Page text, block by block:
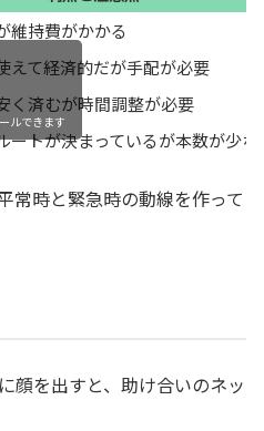
維持費がかかる
えて経済的だが手配が必要
く済むが時間調整が必要
ートが決まっているが本数が少な
ルできます
常時と緊急時の動線を作って
顔を出すと、助け合いのネッ